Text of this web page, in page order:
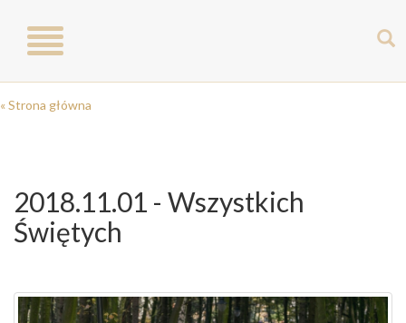
Toggle
navigation
« Strona główna
2018.11.01 - Wszystkich
Świętych